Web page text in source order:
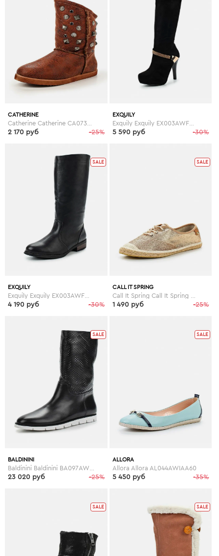
CATHERINE
-25%
2 170 руб
EXQUILY
Exquily Exquily EX003AWFWW42
-30%
5 590 руб
SALE
EXQUILY
-30%
4 190 руб
SALE
CALL IT SPRING
-25%
1 490 руб
SALE
BALDININI
-25%
23 020 руб
SALE
ALLORA
Allora Allora AL044AWIAA60
-35%
5 450 руб
SALE SALE